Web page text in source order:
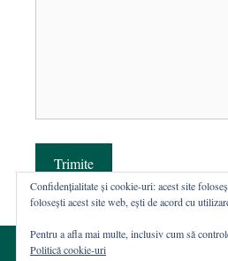
Trimite
Confidențialitate și cookie-uri: acest site
folosești acest site web, ești de acord cu
Pentru a afla mai multe, inclusiv cum să
Politică cookie-uri